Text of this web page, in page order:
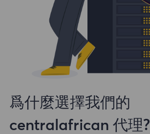
爲什麼選擇我們的
centralafrican 代理?